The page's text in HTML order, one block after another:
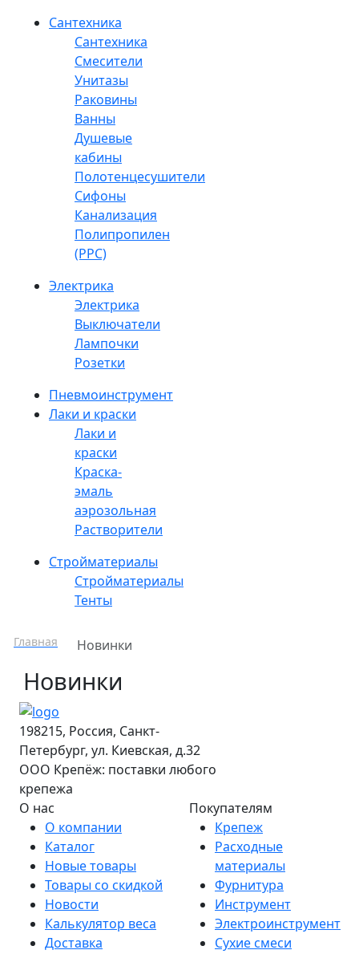
Сантехника
Сантехника
Смесители
Унитазы
Раковины
Ванны
Душевые
кабины
Полотенцесушители
Сифоны
Канализация
Полипропилен
(PPC)
Электрика
Электрика
Выключатели
Лампочки
Розетки
Пневмоинструмент
Лаки и краски
Лаки и
краски
Краска-
эмаль
аэрозольная
Растворители
Стройматериалы
Стройматериалы
Тенты
Главная Новинки
Новинки
198215, Россия, Санкт-
Петербург, ул. Киевская, д.32
ООО Крепёж: поставки любого
крепежа
О нас
О компании
Каталог
Новые товары
Товары со скидкой
Новости
Калькулятор веса
Доставка
Покупателям
Крепеж
Расходные
материалы
Фурнитура
Инструмент
Электроинструмент
Сухие смеси